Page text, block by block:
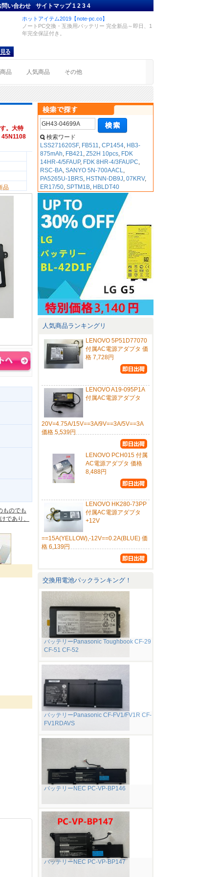
問い合わせ サイトマップ 1234
ホットアイテム2019【note-pc.co】
ノートPC交換・互換用バッテリー 完全新品～即日、1
年完全保証付き。
品 人気商品 その他
。大特
45N1108
品
ものでも
であり、
検索ワード
LSS271620SF, FB511,CP1454, HB3-
875mAh, FB421,Z52H 10pcs, FDK
14HR-4/5FAUP, FDK 8HR-4/3FAUPC,
RSC-BA,SANYO 5N-700AACL,
PA5265U-1BRS, HSTNN-DB9J,07KRV,
ER17/50,SPTM1B, HBLDT40
人気商品ランキングリ
LENOVO 5P51D77070
付属AC電源アダプタ 価
格 7,728円
LENOVO A19-095P1A
付属AC電源アダプタ
20V=4.75A/15V==3A/9V==3A/5V==3A
価格 5,539円
LENOVO PCH015 付属
AC電源アダプタ 価格
8,488円
LENOVO HK280-73PP
付属AC電源アダプタ
+12V
==15A(YELLOW),-12V==0.2A(BLUE) 価
格 6,139円
交換用電池パックランキング！
バッテリーPanasonic Toughbook CF-29
CF-51 CF-52
バッテリーPanasonic CF-FV1/FV1R CF-
FV1RDAVS
バッテリーNEC PC-VP-BP146
バッテリーNEC PC-VP-BP147